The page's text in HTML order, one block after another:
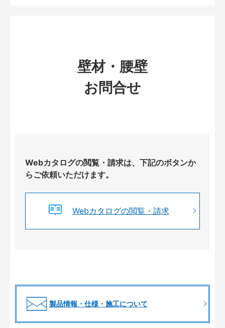
壁材・腰壁
お問合せ
Webカタログの閲覧・請求は、下記のボタンか
らご依頼いただけます。
Webカタログの閲覧・請求
製品情報・仕様・施工について